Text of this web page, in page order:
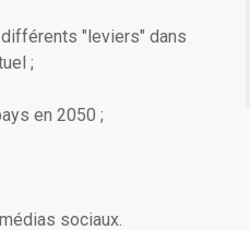
"leviers" dans
;
en 2050 ;
sociaux.